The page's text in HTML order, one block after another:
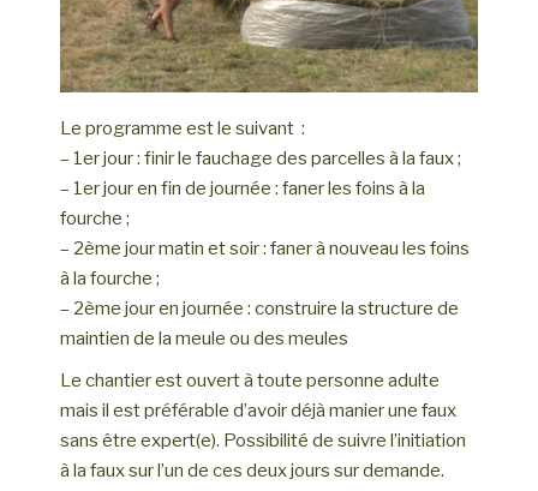
Le programme est le suivant :
– 1er jour : finir le fauchage des parcelles à la faux ;
– 1er jour en fin de journée : faner les foins à la
fourche ;
– 2ème jour matin et soir : faner à nouveau les foins
à la fourche ;
– 2ème jour en journée : construire la structure de
maintien de la meule ou des meules
Le chantier est ouvert à toute personne adulte
mais il est préférable d’avoir déjà manier une faux
sans être expert(e). Possibilité de suivre l’initiation
à la faux sur l’un de ces deux jours sur demande.